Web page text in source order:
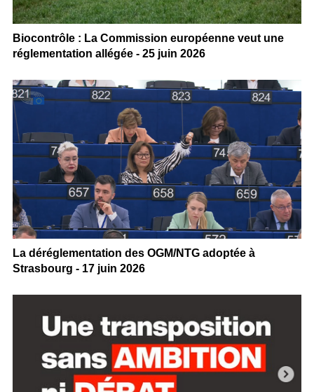
Biocontrôle : La Commission européenne veut une
réglementation allégée - 25 juin 2026
La déréglementation des OGM/NTG adoptée à
Strasbourg - 17 juin 2026